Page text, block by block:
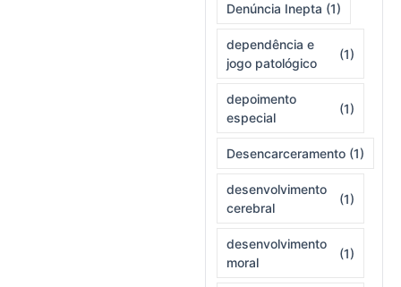
Denúncia Inepta (1)
dependência e
jogo patológico
(1)
depoimento
especial
(1)
Desencarceramento (1)
desenvolvimento
cerebral
(1)
desenvolvimento
moral
(1)